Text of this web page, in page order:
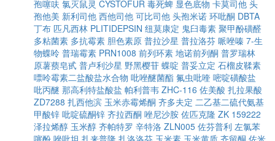
孢噻呋 氯灭鼠灵 CYSTOFUR 毒死蜱 显色底物 卡莫司他 头
孢他美 新利司他 西他司他 可比司他 头孢米诺 环吡酮 DBTA
丁布 匹凡西林 PLITIDEPSIN 纽莫康定 鬼臼毒素 聚甲酚磺醛
多粘菌素 多抗霉素 胆色素原 普拉沙星 普拉洛芬 哌唑嗪 7-生
物蝶呤 普瑞霉素 PRN1008 前列环素 地诺前列酮 普罗瑞林
原薯蓣皂甙 普卢利沙星 野黑樱苷 蝶啶 普妥立定 石榴皮鞣素
嘌呤霉素二盐酸盐水合物 吡唑醚菌酯 氟虫吡喹 嘧啶磺酸盐
吡丙醚 那高利特盐酸盐 帕利普韦 ZHC-116 佐美酸 扎拉果酸
ZD7288 扎西他滨 玉米赤霉烯酮 齐多夫定 二乙基二硫代氨基
甲酸锌 吡啶硫酮锌 齐拉西酮 唑尼沙胺 佐匹克隆 ZK 159222
泽拉烯醇 玉米醇 齐帕特罗 辛特洛 ZLN005 佐芬普利 左氯苯
噻酚 唑吡坦 扎来普隆 扎洛洛芬 玉米素 玉米黄质 齐留酮 佐米